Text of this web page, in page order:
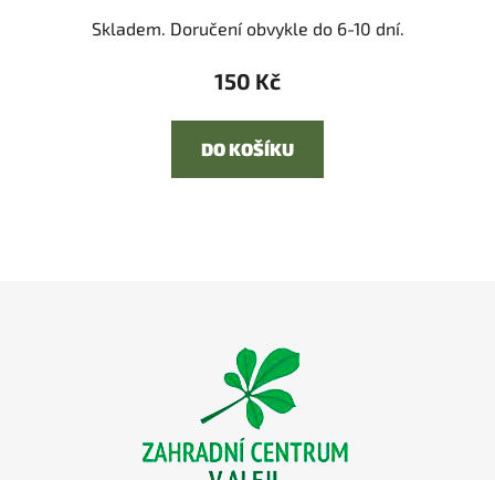
Skladem. Doručení obvykle do 6-10 dní.
150 Kč
DO KOŠÍKU